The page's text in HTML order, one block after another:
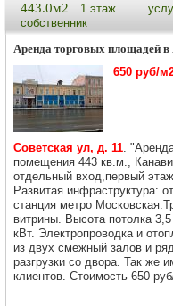
443.0м2 1 этаж
собственник
Аренда торговых площадей
650 руб/
Советская ул, д. 11.
помещения 443 кв.м.,
отдельный вход,первый
Развитая инфраструктура:
станция метро
витрины. Высота потолка
кВт. Электропроводка и
из двух смежный залов и
разгрузки со двора. Так же
клиентов. Стоимость 650